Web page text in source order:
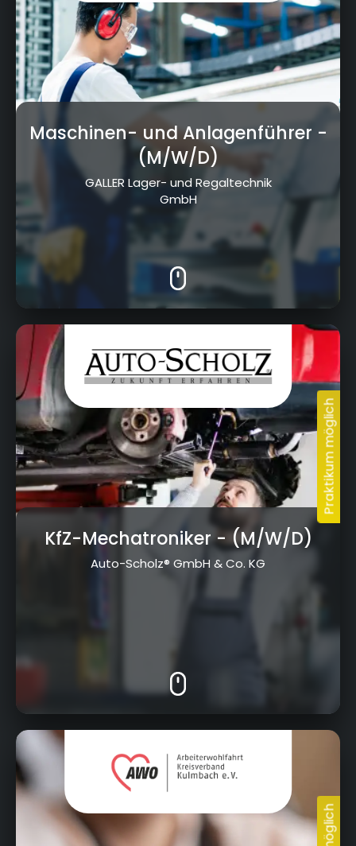
Maschinen- und Anlagenführer -
(M/W/D)
GALLER Lager- und Regaltechnik
GmbH
Adalbert-Raps-Straße 4 + Albert-
Ruckdeschel-Straße 31, 95326 Kulmbach
KfZ-Mechatroniker- (M/W/D)
Auto-Scholz® GmbH & Co. KG
Obere Stadt 36, 95326 Kulmbach